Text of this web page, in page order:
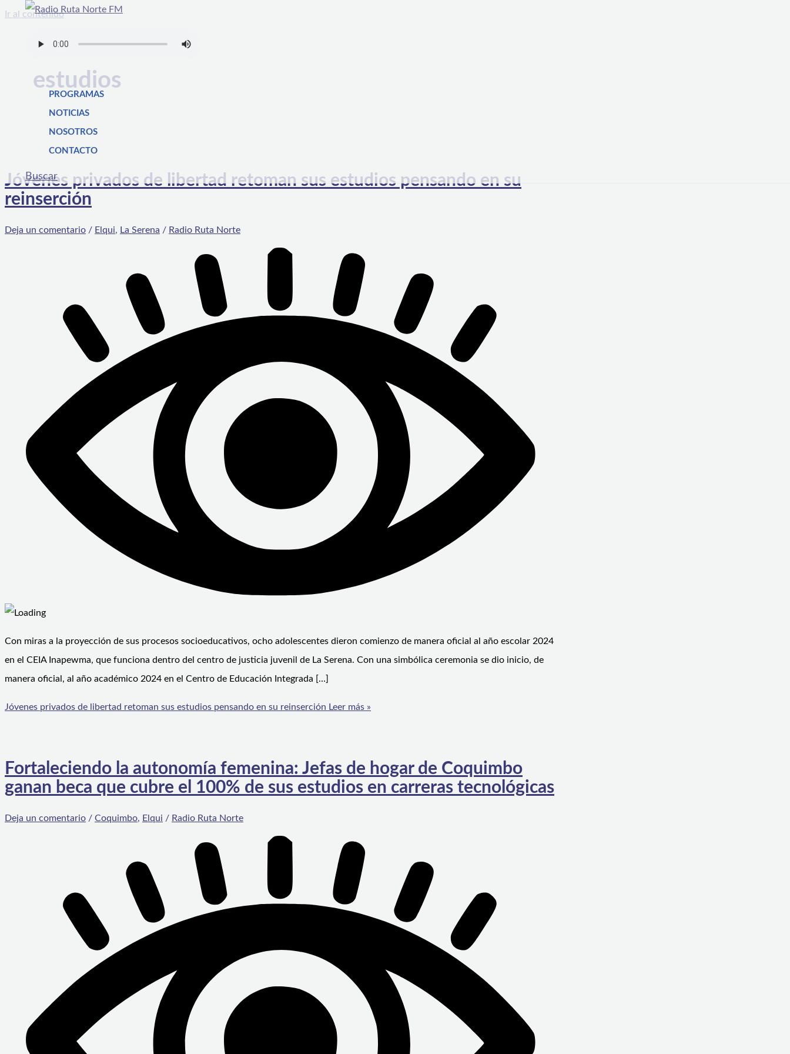
Ir al contenido
PROGRAMAS
NOTICIAS
NOSOTROS
CONTACTO
Buscar
estudios
Jóvenes privados de libertad retoman sus estudios pensando en su
reinserción
Deja un comentario / Elqui, La Serena / Radio Ruta Norte
Con miras a la proyección de sus procesos socioeducativos, ocho adolescentes dieron comienzo de manera oficial al año escolar 2024
en el CEIA Inapewma, que funciona dentro del centro de justicia juvenil de La Serena. Con una simbólica ceremonia se dio inicio, de
manera oficial, al año académico 2024 en el Centro de Educación Integrada […]
Jóvenes privados de libertad retoman sus estudios pensando en su reinserción Leer más »
Fortaleciendo la autonomía femenina: Jefas de hogar de Coquimbo
ganan beca que cubre el 100% de sus estudios en carreras tecnológicas
Deja un comentario / Coquimbo, Elqui / Radio Ruta Norte